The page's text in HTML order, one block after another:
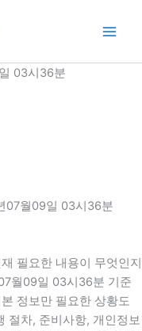
03시36분
07월09일 03시36분
필요한 내용이 무엇인지
월09일 03시36분 기준
정보만 필요한 상황도
절차, 준비사항, 개인정보